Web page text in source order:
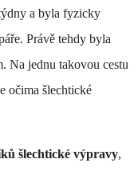
a byla fyzicky
Právě tehdy byla
Na jednu takovou cestu
očima šlechtické
šlechtické výpravy,